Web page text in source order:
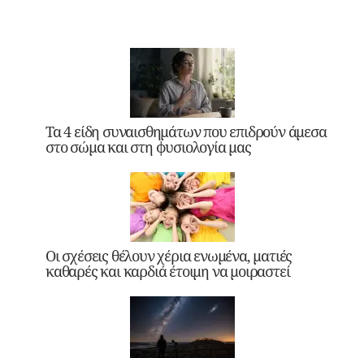
Τα 4 είδη συναισθημάτων που επιδρούν άμεσα
στο σώμα και στη φυσιολογία μας
Οι σχέσεις θέλουν χέρια ενωμένα, ματιές
καθαρές και καρδιά έτοιμη να μοιραστεί